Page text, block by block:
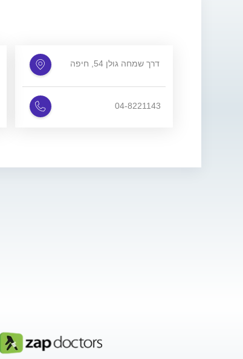
דרך שמחה גולן 54, חיפה
04-8221143